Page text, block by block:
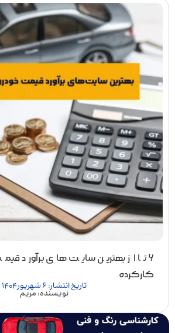
6 تا از بهترین سایت های برآورد
کارکرده
تاریخ انتشار: 6 شهریور 1404
نویسنده: مریم